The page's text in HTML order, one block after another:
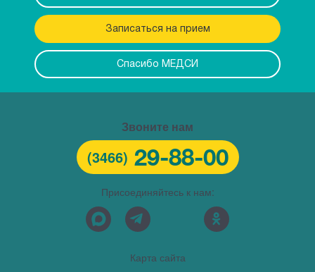
Записаться на прием
Спасибо МЕДСИ
Звоните нам
(3466) 29-88-00
Присоединяйтесь к нам:
Карта сайта